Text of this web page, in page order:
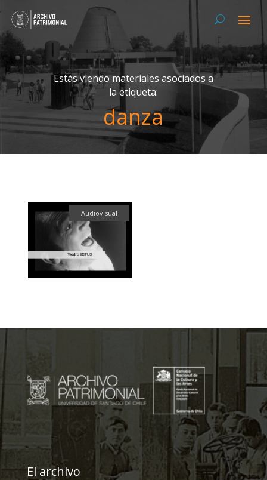
Estás viendo materiales asociados a
la etiqueta:
danza
Audiovisual
El archivo